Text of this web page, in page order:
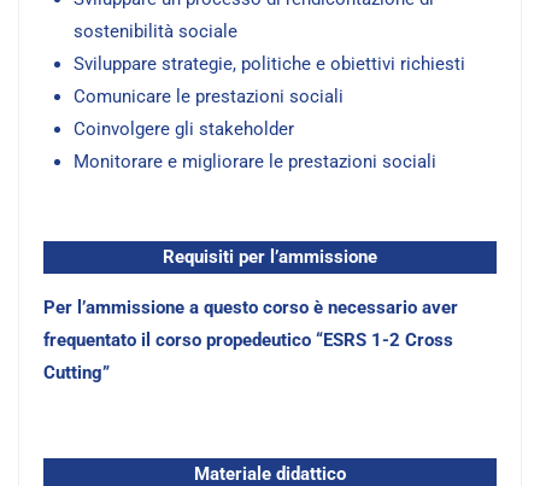
sostenibilità sociale
Sviluppare strategie, politiche e obiettivi richiesti
Comunicare le prestazioni sociali
Coinvolgere gli stakeholder
Monitorare e migliorare le prestazioni sociali
Requisiti per l’ammissione
Per l’ammissione a questo corso è necessario aver
frequentato il corso propedeutico “ESRS 1-2 Cross
Cutting”
Materiale didattico